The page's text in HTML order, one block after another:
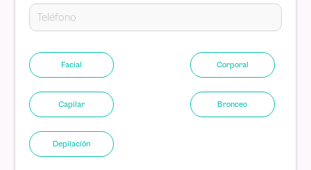
Facial Corporal
Capilar Bronceo
Depilación